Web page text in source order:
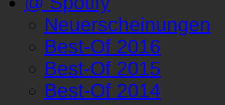
Neuerscheinungen
Best-Of 2016
Best-Of 2015
Best-Of 2014